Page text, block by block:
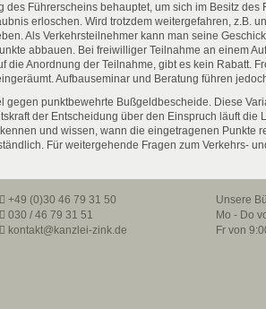
des Führerscheins behauptet, um sich im Besitz
erloschen. Wird trotzdem weitergefahren, z.B.
Als Verkehrsteilnehmer kann man seine
abbauen. Bei freiwilliger Teilnahme an einem
die Anordnung der Teilnahme, gibt es kein Rabatt.
Aufbauseminar und Beratung führen
gegen punktbewehrte Bußgeldbescheide. Diese
der Entscheidung über den Einspruch läuft
und wissen, wann die eingetragenen
Für weitergehende Fragen zum Verkehrs-
+49 (0)30 46 79 31 50
030 / 46 79 31 51
kontakt@kanzlei-zink.de
Unsere
Mo - Do
Fr von